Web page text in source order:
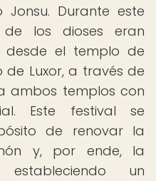
Durante este
los dioses eran
desde el templo de
Luxor, a través de
ambos templos con
Este festival se
de renovar la
y, por ende, la
un